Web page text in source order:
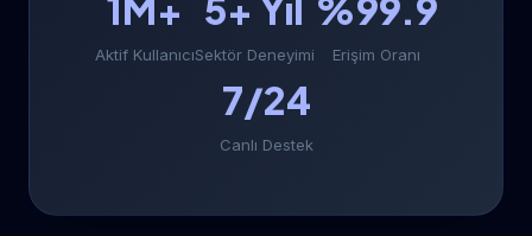
1M+
Aktif Kullanıcı
5+ Yıl
Sektör Deneyimi
%99.9
Erişim Oranı
7/24
Canlı Destek